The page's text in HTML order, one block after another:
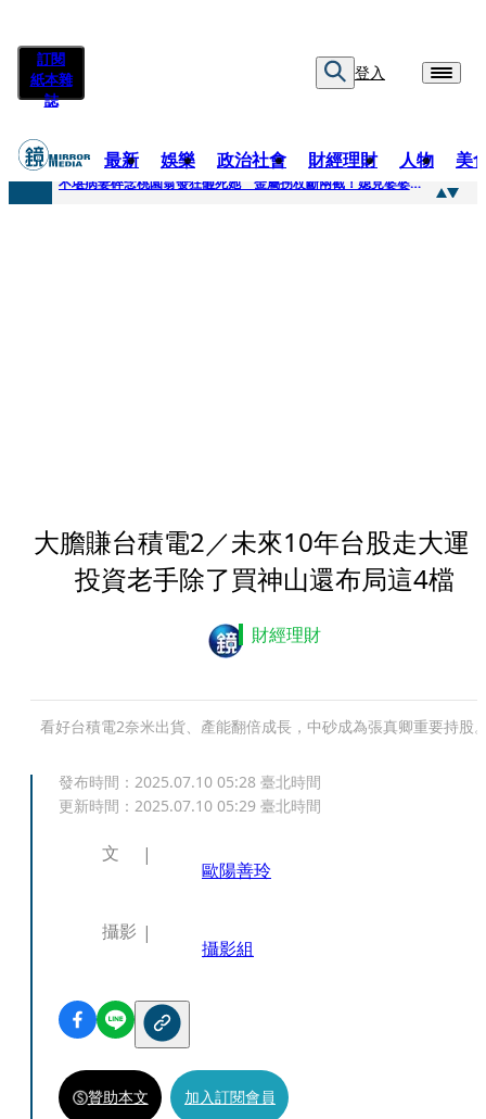
訂閱
紙本雜
誌
登入
最新 娛樂 政治社會 財經理財 人物 美
快訊
不堪病妻碎念桃園翁發狂砸死她 金屬拐杖斷兩截！媳見婆婆屍右臉全爛
大膽賺台積電2／未來10年台股走大
投資老手除了買神山還布局這4檔
財經理財
看好台積電2奈米出貨、產能翻倍成長，中砂成為張真卿重要持股
發布時間： 2025.07.10 05:28 臺北時間
更新時間： 2025.07.10 05:29 臺北時間
文
歐陽善玲
攝影
攝影組
贊助本文 加入訂閱會員